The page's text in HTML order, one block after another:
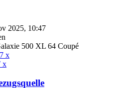
2025, 10:47
500 XL 64 Coupé
x
x